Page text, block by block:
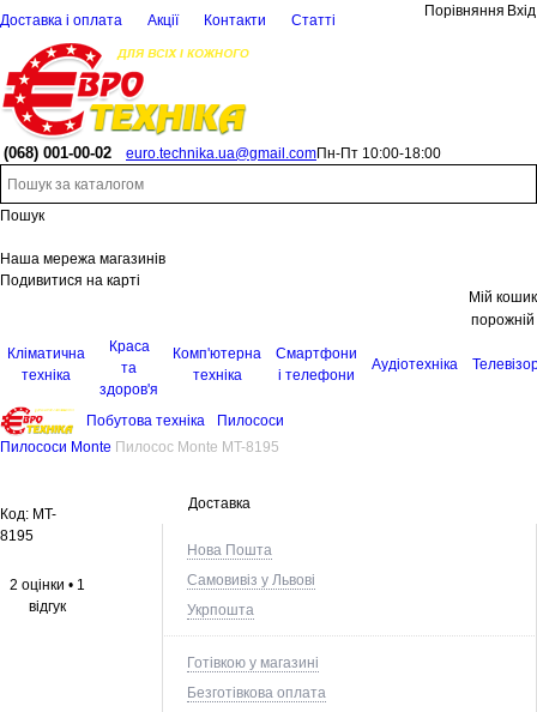
Доставка і оплата Акції Контакти Статті
Порівняння Вхід
(068) 001-00-02 euro.technika.ua@gmail.comПн-Пт 10:00-18:00
Пошук
Наша мережа магазинів
Подивитися на карті
Мій кошик
порожній
Кліматична
техніка
Краса
та
здоров'я
Комп'ютерна
техніка
Смартфони
і телефони
Аудіотехніка
Побутова техніка
Пилососи
Пилососи Monte Пилосос Monte MT-8195
Доставка
Нова Пошта
Самовивіз у Львові
Укрпошта
Готівкою у магазині
Безготівкова оплата
Код: MT-
8195
2 оцінки • 1
відгук